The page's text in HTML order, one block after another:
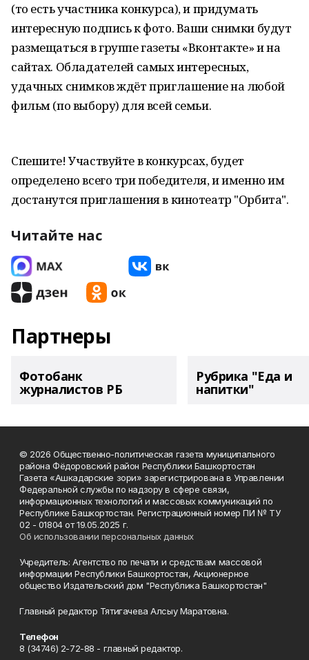
(то есть участника конкурса), и придумать
интересную подпись к фото. Ваши снимки будут
размещаться в группе газеты «Вконтакте» и на
сайтах. Обладателей самых интересных,
удачных снимков ждёт приглашение на любой
фильм (по выбору) для всей семьи.
Спешите! Участвуйте в конкурсах, будет
определено всего три победителя, и именно им
достанутся приглашения в кинотеатр "Орбита".
Читайте нас
Партнеры
Фотобанк
журналистов РБ
Рубрика "Еда и
напитки"
© 2026 Общественно-политическая газета муниципального
района Фёдоровский район Республики Башкортостан
Газета «Ашкадарские зори» зарегистрирована в Управлении
Федеральной службы по надзору в сфере связи,
информационных технологий и массовых коммуникаций по
Республике Башкортостан. Регистрационный номер ПИ № ТУ
02 - 01804 от 19.05.2025 г.
Об использовании персональных данных
Учредитель: Агентство по печати и средствам массовой
информации Республики Башкортостан, Акционерное
общество Издательский дом "Республика Башкортостан"
Главный редактор Тятигачева Алсыу Маратовна.
Телефон
8 (34746) 2-72-88 - главный редактор.